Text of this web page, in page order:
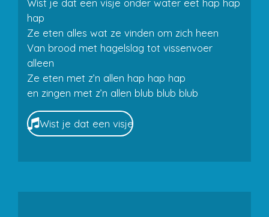
Wist je dat een visje onder water eet hap hap
hap
Ze eten alles wat ze vinden om zich heen
Van brood met hagelslag tot vissenvoer
alleen
Ze eten met z’n allen hap hap hap
en zingen met z’n allen blub blub blub
Wist je dat een visje